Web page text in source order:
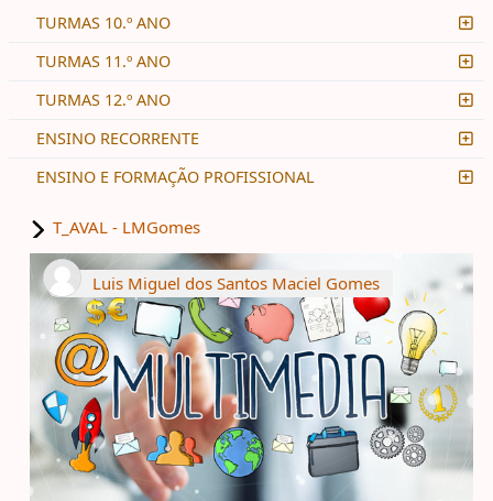
TURMAS 10.º ANO
TURMAS 11.º ANO
TURMAS 12.º ANO
ENSINO RECORRENTE
ENSINO E FORMAÇÃO PROFISSIONAL
T_AVAL - LMGomes
Luis Miguel dos Santos Maciel Gomes